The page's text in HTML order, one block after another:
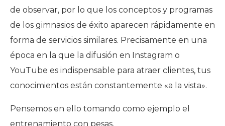
de observar, por lo que los conceptos y programas
de los gimnasios de éxito aparecen rápidamente en
forma de servicios similares. Precisamente en una
época en la que la difusión en Instagram o
YouTube es indispensable para atraer clientes, tus
conocimientos están constantemente «a la vista».
Pensemos en ello tomando como ejemplo el
entrenamiento con pesas.